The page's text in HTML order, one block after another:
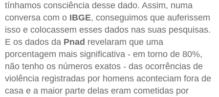
tínhamos consciência desse dado. Assim, numa
conversa com o IBGE, conseguimos que auferissem
isso e colocassem esses dados nas suas pesquisas.
E os dados da Pnad revelaram que uma
porcentagem mais significativa - em torno de 80%,
não tenho os números exatos - das ocorrências de
violência registradas por homens aconteciam fora de
casa e a maior parte delas eram cometidas por